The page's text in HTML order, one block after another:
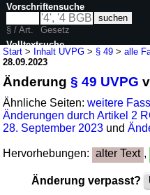
Start > Inhalt UVPG > § 49 >alle
28.09.2023
Änderung§ 49 UVPG
Ähnliche Seiten:weitere
Änderungen durch Artikel 2
28. September 2023 und
Hervorhebungen: alter Text ,
Änderung verpasst?
Vorschriftensuche
§ / Art.
Gesetz
Volltextsuche